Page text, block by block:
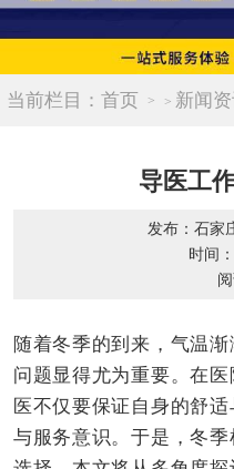
当前栏目： 首页 > 新闻
导医工
发布：石家
时间
随着冬季的到来，气温
问题显得尤为重要。在
医不仅要保证自身的舒
与服务意识。于是，冬